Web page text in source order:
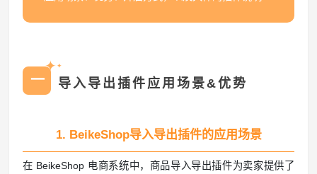
✦ ✦
一 导入导出插件应用场景&优势
1. BeikeShop导入导出插件的应用场景
在 BeikeShop 电商系统中，商品导入导出插件为卖家提供了